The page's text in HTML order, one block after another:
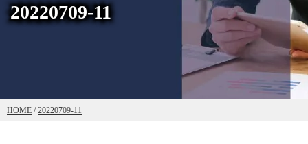
20220709-11
HOME /20220709-11